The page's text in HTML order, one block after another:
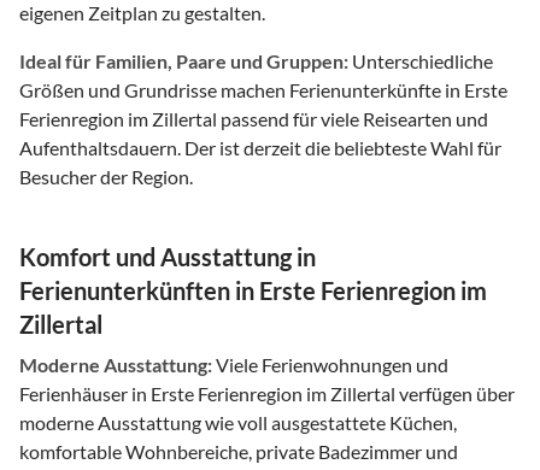
eigenen Zeitplan zu gestalten.
Ideal für Familien, Paare und Gruppen: Unterschiedliche
Größen und Grundrisse machen Ferienunterkünfte in Erste
Ferienregion im Zillertal passend für viele Reisearten und
Aufenthaltsdauern. Der ist derzeit die beliebteste Wahl für
Besucher der Region.
Komfort und Ausstattung in
Ferienunterkünften in Erste Ferienregion im
Zillertal
Moderne Ausstattung:Viele Ferienwohnungen und
Ferienhäuser in Erste Ferienregion im Zillertal verfügen über
moderne Ausstattung wie voll ausgestattete Küchen,
komfortable Wohnbereiche, private Badezimmer und